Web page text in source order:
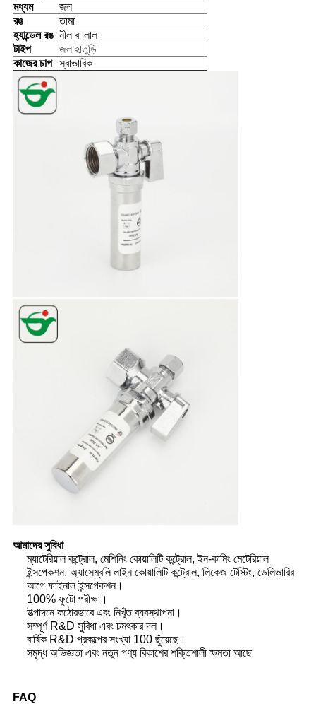
মধ্যম
জল
রঙ
তামা
হ্যান্ডেল রঙ নীল বা লাল
টাইপ
জল হাতুড়ি
কাজের চাপ স্বাভাবিক
আমাদের সুবিধা
ম্যাটেরিয়াল কন্ট্রোল, মেশিনিং কোয়ালিটি কন্ট্রোল, ইন-কামিং মেটেরিয়াল
ইন্সপেকশন, অ্যাসেম্বলি লাইন কোয়ালিটি কন্ট্রোল, লিকেজ টেস্টিং, ডেলিভারির
আগে ফাইনাল ইন্সপেকশন।
100% ফুটো পরীক্ষা।
উত্পাদনে কঠোরভাবে এবং নিখুঁত ব্যবস্থাপনা।
সম্পূর্ণ R&D সুবিধা এবং চমৎকার দল।
বার্ষিক R&D প্রকল্পের সংখ্যা 100 ছুঁয়েছে।
সমৃদ্ধ অভিজ্ঞতা এবং নতুন পণ্য বিকাশের শক্তিশালী ক্ষমতা আছে
FAQ